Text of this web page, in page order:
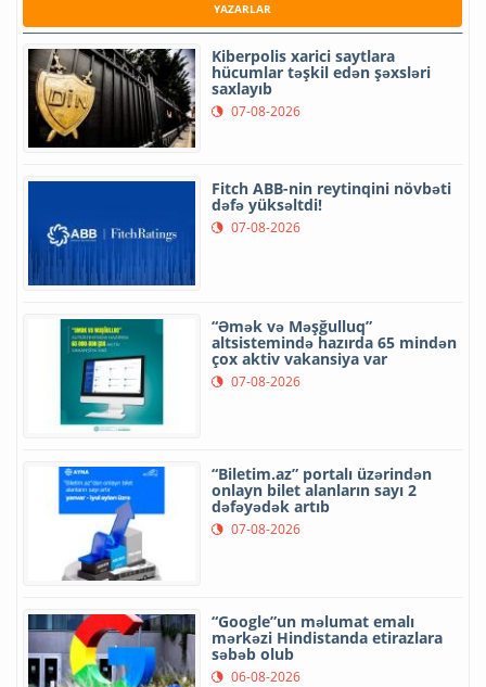
YAZARLAR
Kiberpolis xarici saytlara
hücumlar təşkil edən şəxsləri
saxlayıb
07-08-2026
Fitch ABB-nin reytinqini növbəti
dəfə yüksəltdi!
07-08-2026
“Əmək və Məşğulluq”
altsistemində hazırda 65 mindən
çox aktiv vakansiya var
07-08-2026
“Biletim.az” portalı üzərindən
onlayn bilet alanların sayı 2
dəfəyədək artıb
07-08-2026
“Google”un məlumat emalı
mərkəzi Hindistanda etirazlara
səbəb olub
06-08-2026